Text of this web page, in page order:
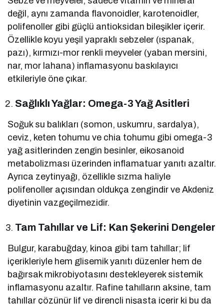
değil, aynı zamanda flavonoidler, karotenoidler,
polifenoller gibi güçlü antioksidan bileşikler içerir.
Özellikle koyu yeşil yapraklı sebzeler (ıspanak,
pazı), kırmızı-mor renkli meyveler (yaban mersini,
nar, mor lahana) inflamasyonu baskılayıcı
etkileriyle öne çıkar.
Sağlıklı Yağlar: Omega-3 Yağ Asitleri
Soğuk su balıkları (somon, uskumru, sardalya),
ceviz, keten tohumu ve chia tohumu gibi omega-3
yağ asitlerinden zengin besinler, eikosanoid
metabolizması üzerinden inflamatuar yanıtı azaltır.
Ayrıca zeytinyağı, özellikle sızma haliyle
polifenoller açısından oldukça zengindir ve Akdeniz
diyetinin vazgeçilmezidir.
Tam Tahıllar ve Lif: Kan Şekerini Dengeler
Bulgur, karabuğday, kinoa gibi tam tahıllar; lif
içerikleriyle hem glisemik yanıtı düzenler hem de
bağırsak mikrobiyotasını destekleyerek sistemik
inflamasyonu azaltır. Rafine tahılların aksine, tam
tahıllar çözünür lif ve dirençli nişasta içerir ki bu da